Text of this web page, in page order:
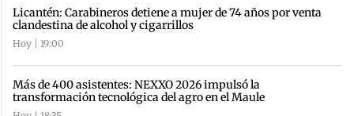
Licantén: Carabineros detiene a mujer de 74 años por venta
clandestina de alcohol y cigarrillos
Hoy | 19:00
Más de 400 asistentes: NEXXO 2026 impulsó la
transformación tecnológica del agro en el Maule